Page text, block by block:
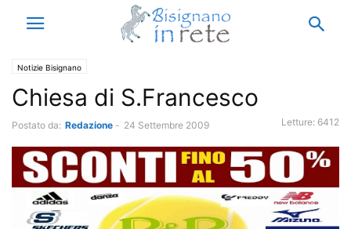
Notizie Bisignano
Chiesa di S.Francesco
Postato da: Redazione - 24 Settembre 2009 Letture: 6412